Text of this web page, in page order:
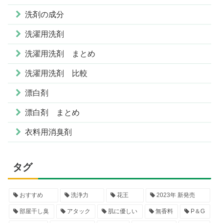
洗剤の成分
洗濯用洗剤
洗濯用洗剤 まとめ
洗濯用洗剤 比較
漂白剤
漂白剤 まとめ
衣料用消臭剤
タグ
おすすめ 洗浄力 花王 2023年 新発売
部屋干し臭 アタック 肌に優しい 無香料 P＆G